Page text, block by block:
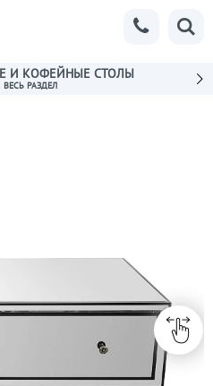
И КОФЕЙНЫЕ СТОЛЫ